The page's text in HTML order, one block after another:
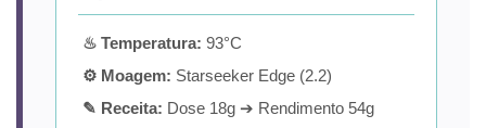
♨ Temperatura: 93°C
⚙ Moagem: Starseeker Edge (2.2)
✎ Receita: Dose 18g ➔ Rendimento 54g